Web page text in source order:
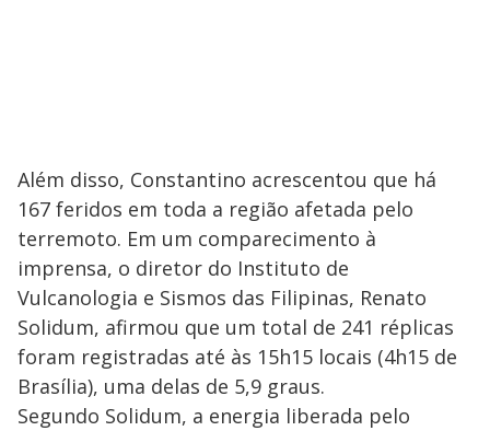
Além disso, Constantino acrescentou que há
167 feridos em toda a região afetada pelo
terremoto. Em um comparecimento à
imprensa, o diretor do Instituto de
Vulcanologia e Sismos das Filipinas, Renato
Solidum, afirmou que um total de 241 réplicas
foram registradas até às 15h15 locais (4h15 de
Brasília), uma delas de 5,9 graus.
Segundo Solidum, a energia liberada pelo